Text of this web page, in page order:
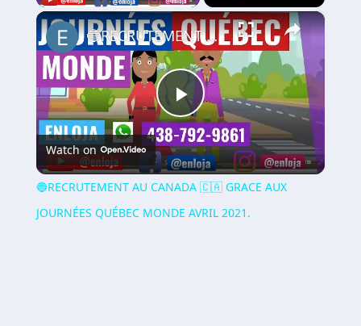
×
Play
Video
🔵RECRUTEMENT AU CANADA 🇨🇦 GRACE AUX JOURNÉES QUÉBEC MONDE AVRIL 2021.
Watch on
🔵RECRUTEMENT AU CANADA 🇨🇦 GRACE AUX
JOURNÉES QUÉBEC MONDE AVRIL 2021.